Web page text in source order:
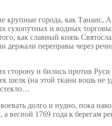
города, как Танаис,
и водных
как славный князь
держали переправы через
и бились против
(на этой ткани вошь не
долго и нудно, пока
весной 1769 года к берегам